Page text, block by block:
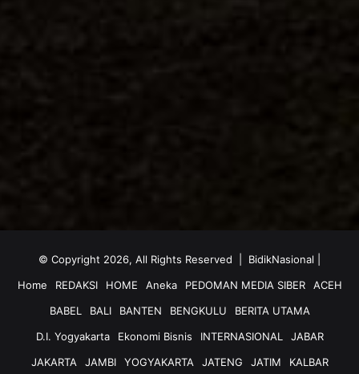
© Copyright 2026, All Rights Reserved | BidikNasional
Home
REDAKSI HOME Aneka PEDOMAN MEDIA SIBER
ACEH
BABEL
BALI BANTEN BENGKULU
BERITA UTAMA
D.I. Yogyakarta
Ekonomi Bisnis INTERNASIONAL
JABAR
JAKARTA
JAMBI YOGYAKARTA JATENG JATIM KALBAR